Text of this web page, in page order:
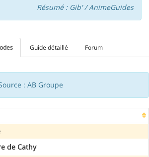
Résumé : Gib' / AnimeGuides
Guide détaillé Forum
: AB Groupe
de Cathy